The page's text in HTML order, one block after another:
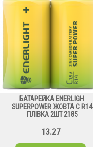
БАТАРЕЙКА ENERLIGH
SUPERPOWER ЖОВТА C R14
ПЛІВКА 2ШТ 2185
13.27